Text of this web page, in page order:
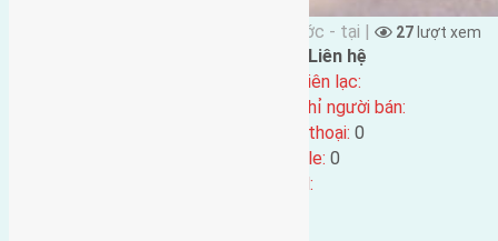
Đặng Đức Giảng đăng vào 9 tháng Trước - tại | 27 lượt xem
Liên hệ
Tên liên lạc:
Địa chỉ người bán:
Điện thoại: 0
Mobile: 0
Email: